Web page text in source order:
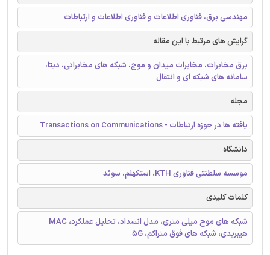
مهندسی برق، فناوری اطلاعات و فناوری اطلاعات و ارتباطات
گرایش های مرتبط با این مقاله
برق مخابرات، مخابرات میدان و موج، شبکه های مخابراتی، دیتا،
سامانه های شبکه ای و انتقال
مجله
یافته ها در حوزه ارتباطات - Transactions on Communications
دانشگاه
موسسه سلطنتی فناوری KTH، استکهلم، سوئد
کلمات کلیدی
شبکه های موج میلی متری، مدل انسداد، تحلیل عملکرد، MAC
هیبریدی، شبکه های فوق متراکم، 5G